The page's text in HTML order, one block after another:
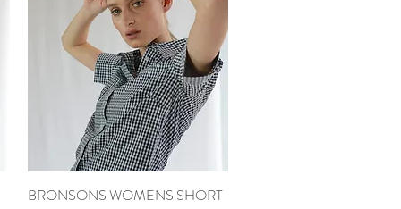
Snel overzicht
BRONSONS WOMENS SHORT